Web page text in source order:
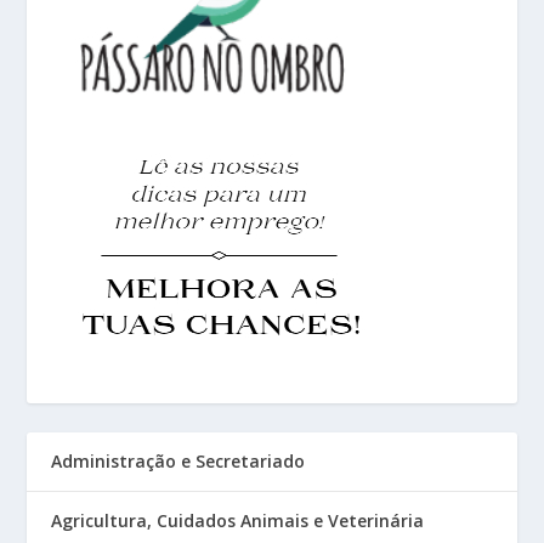
Administração e Secretariado
Agricultura, Cuidados Animais e Veterinária